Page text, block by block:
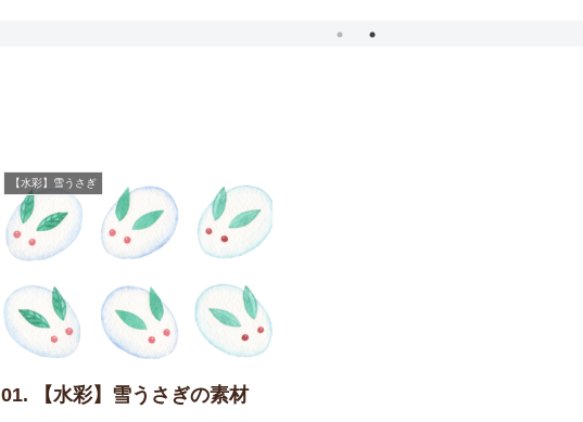
【水彩】雪うさぎ
01. 【水彩】雪うさぎの素材